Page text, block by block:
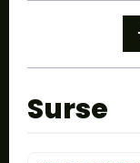
Surse